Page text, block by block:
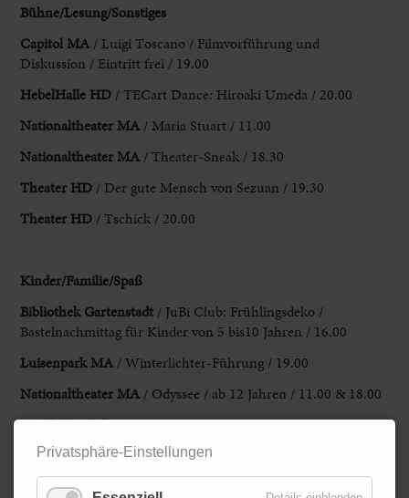
Bühne/Lesung/Sonstiges
Capitol MA / Luigi Toscano / Filmvorführung und
Diskussion / Eintritt frei / 19.00
HebelHalle HD / TECart Dance: Hiroaki Umeda / 20.00
Nationaltheater MA / Maria Stuart / 11.00
Nationaltheater MA / Theater-Sneak / 18.30
Theater HD / Der gute Mensch von Sezuan / 19.30
Theater HD / Tschick / 20.00
Kinder/Familie/Spaß
Bibliothek Gartenstadt / JuBi Club: Frühlingsdeko /
Bastelnachmittag für Kinder von 5 bis10 Jahren / 16.00
Luisenpark MA / Winterlichter-Führung / 19.00
Nationaltheater MA / Odyssee / ab 12 Jahren / 11.00 & 18.00
Stadtbibliothek LU/ Bücherzwerge / Kinderbibliothek / 15.30
Stadtbibliothek LU/ VR-Sprechstunde / 15.30
Theater HD/ Miyu Unsahiro / Theater-Anime / ab 12 Jahren
Privatsphäre-Einstellungen